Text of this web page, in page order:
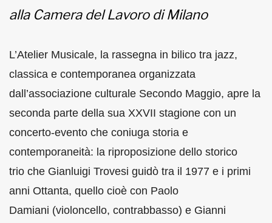
Fondato e diretto da Enzo De
Bernardis
Imbonati, 89 20159 Milano (Italia)
Informativa sulla privacy
alla Camera del Lavoro di Milano
L’Atelier Musicale, la rassegna in bilico tra jazz,
classica e contemporanea organizzata
dall’associazione culturale Secondo Maggio, apre la
seconda parte della sua XXVII stagione con un
concerto-evento che coniuga storia e
contemporaneità: la riproposizione dello storico
trio che Gianluigi Trovesi guidò tra il 1977 e i primi
anni Ottanta, quello cioè con Paolo
Damiani (violoncello, contrabbasso) e Gianni